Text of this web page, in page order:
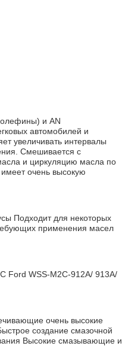
и AN
автомобилей и
увеличивать интервалы
Смешивается с
и циркуляцию масла по
очень высокую
Подходит для некоторых
применения масел
Ford WSS-M2C-912A/ 913A/
очень высокие
создание смазочной
Высокие смазывающие и